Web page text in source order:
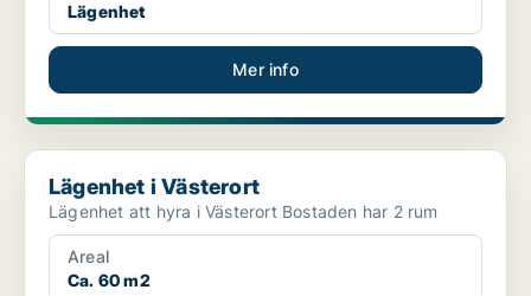
Lägenhet
Mer info
Lägenhet i Västerort
Lägenhet i Västerort
Lägenhet att hyra i Västerort Bostaden har 2 rum
Areal
Ca. 60 m2